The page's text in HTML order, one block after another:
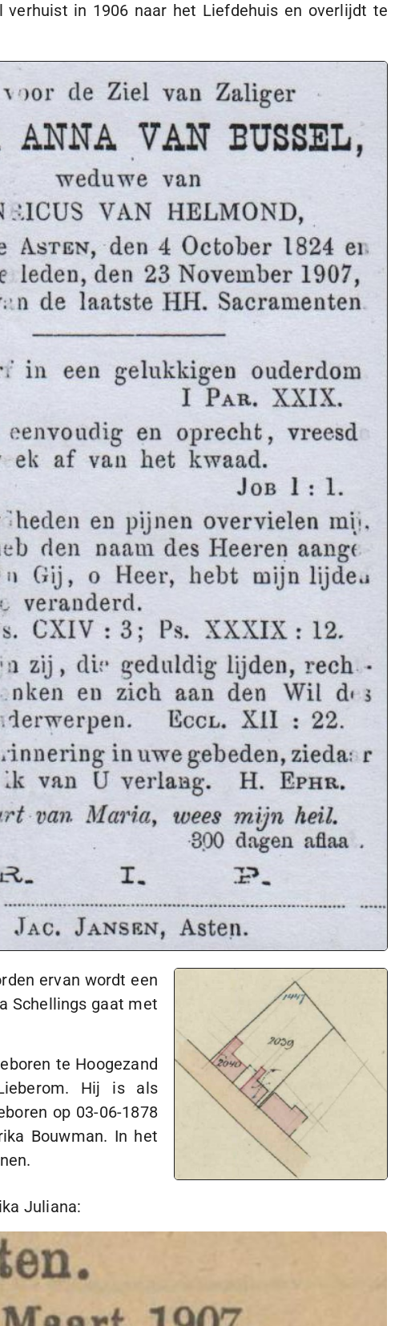
in 1906 naar het Liefdehuis en overlijdt te
ervan wordt een
Schellings gaat met
te Hoogezand
Hij is als
op 03-06-1878
Bouwman. In het
Juliana: